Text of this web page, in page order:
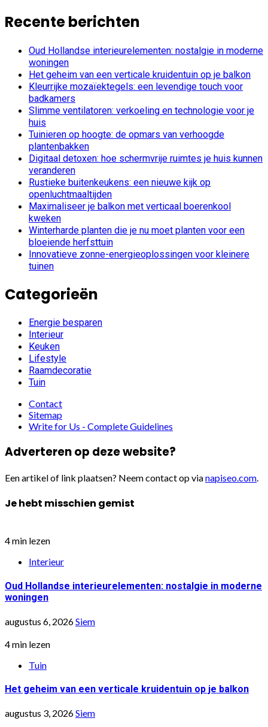
Recente berichten
Oud Hollandse interieurelementen: nostalgie in moderne
woningen
Het geheim van een verticale kruidentuin op je balkon
Kleurrijke mozaïektegels: een levendige touch voor
badkamers
Slimme ventilatoren: verkoeling en technologie voor je
huis
Tuinieren op hoogte: de opmars van verhoogde
plantenbakken
Digitaal detoxen: hoe schermvrije ruimtes je huis kunnen
veranderen
Rustieke buitenkeukens: een nieuwe kijk op
openluchtmaaltijden
Maximaliseer je balkon met verticaal boerenkool
kweken
Winterharde planten die je nu moet planten voor een
bloeiende herfsttuin
Innovatieve zonne-energieoplossingen voor kleinere
tuinen
Categorieën
Energie besparen
Interieur
Keuken
Lifestyle
Raamdecoratie
Tuin
Contact
Sitemap
Write for Us - Complete Guidelines
Adverteren op deze website?
Een artikel of link plaatsen? Neem contact op vianapiseo.com.
Je hebt misschien gemist
4 min lezen
Interieur
Oud Hollandse interieurelementen: nostalgie in moderne
woningen
augustus 6, 2026Siem
4 min lezen
Tuin
Het geheim van een verticale kruidentuin op je balkon
augustus 3, 2026Siem